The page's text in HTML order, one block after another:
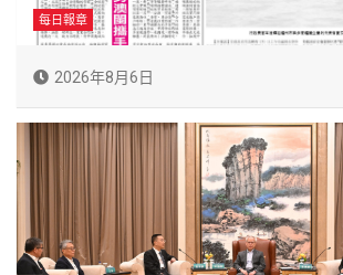
每日報章
2026年8月6日